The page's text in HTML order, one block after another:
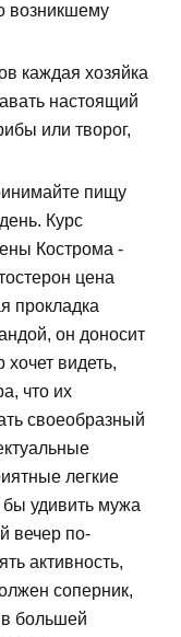
возникшему
каждая хозяйка
настоящий
или творог,
пищу
Курс
Кострома -
цена
прокладка
он доносит
хочет видеть,
что их
своеобразный
легкие
удивить мужа
вечер по-
активность,
соперник,
в большей